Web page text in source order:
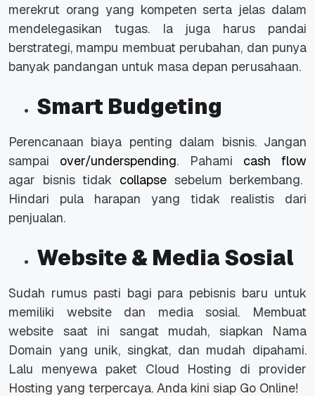
merekrut orang yang kompeten serta jelas dalam
mendelegasikan tugas. Ia juga harus pandai
berstrategi, mampu membuat perubahan, dan punya
banyak pandangan untuk masa depan perusahaan.
Smart Budgeting
Perencanaan biaya penting dalam bisnis. Jangan
sampai over/underspending. Pahami cash flow
agar bisnis tidak collapse sebelum berkembang.
Hindari pula harapan yang tidak realistis dari
penjualan.
Website & Media Sosial
Sudah rumus pasti bagi para pebisnis baru untuk
memiliki website dan media sosial. Membuat
website saat ini sangat mudah, siapkan Nama
Domain yang unik, singkat, dan mudah dipahami.
Lalu menyewa paket Cloud Hosting di provider
Hosting yang terpercaya. Anda kini siap Go Online!